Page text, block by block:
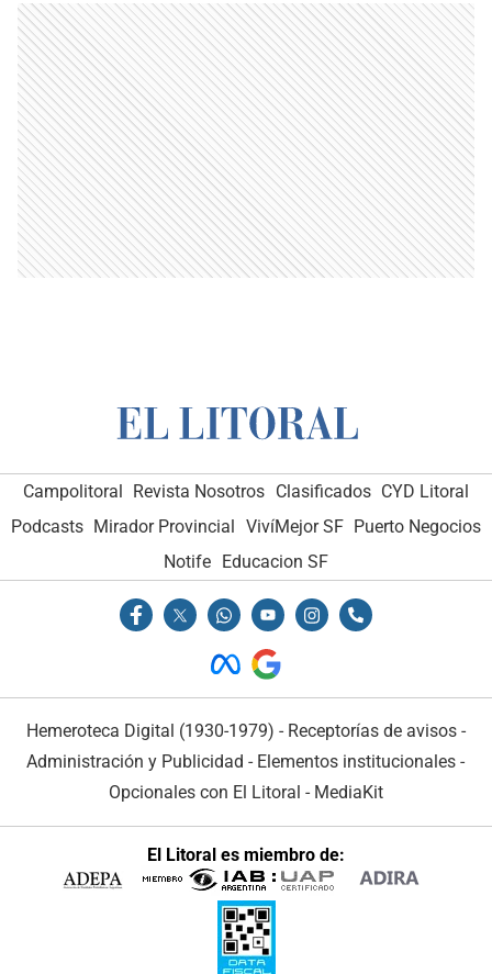
Campolitoral Revista Nosotros Clasificados CYD Litoral
Podcasts Mirador Provincial VivíMejor SF Puerto Negocios
Notife Educacion SF
Hemeroteca Digital (1930-1979) - Receptorías de avisos -
Administración y Publicidad - Elementos institucionales -
Opcionales con El Litoral - MediaKit
El Litoral es miembro de: